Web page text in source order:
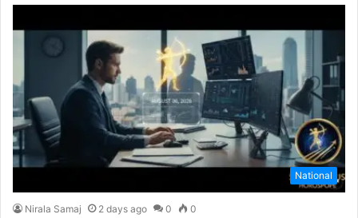
National
Nirala Samaj 2 days ago 0 0